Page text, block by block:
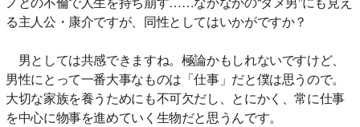
る主人公・康介ですが、同性としてはいかがですか？
男としては共感できますね。極論かもしれないですけど、
男性にとって一番大事なものは「仕事」だと僕は思うので。
大切な家族を養うためにも不可欠だし、とにかく、常に仕事
を中心に物事を進めていく生物だと思うんです。